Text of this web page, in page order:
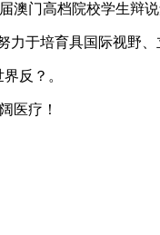
门高档院校学生辩说
于培育具国际视野、
反？。
医疗！